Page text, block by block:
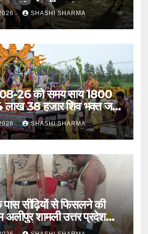
पार्किंग स्थल जीरो ग्राउंड पर
SHASHI SHARMA
26 को समय साय 1800
38 हजार शिव भक्त जल
को प्रस्थान कर चुके
SHASHI SHARMA
सीढ़ियों से फिसलने की
अलीपुर शामली उत्तर प्रदेश
कुमार के सर पर गहरी चोट आ